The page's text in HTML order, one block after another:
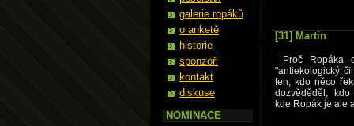
galerie ropáků
o anketě
historie
sponzoři
kontakt
diskuse
NOMINACE
[31] Martin
Proč Ropáka
"antiekologický
ten, kdo něco
dozvěděděl,
kde.Ropák je ale